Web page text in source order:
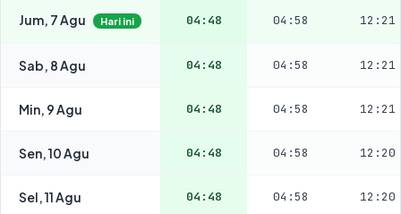
Jum, 7 Agu Hari ini 04:48 04:58 12:21
Sab, 8 Agu 04:48 04:58 12:21
Min, 9 Agu 04:48 04:58 12:21
Sen, 10 Agu 04:48 04:58 12:20
Sel, 11 Agu 04:48 04:58 12:20